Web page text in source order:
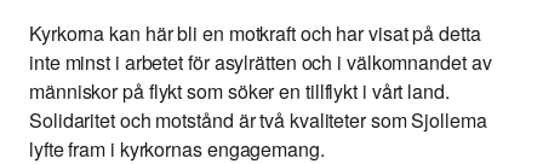
Kyrkorna kan här bli en motkraft och har visat på detta
inte minst i arbetet för asylrätten och i välkomnandet av
människor på flykt som söker en tillflykt i vårt land.
Solidaritet och motstånd är två kvaliteter som Sjollema
lyfte fram i kyrkornas engagemang.